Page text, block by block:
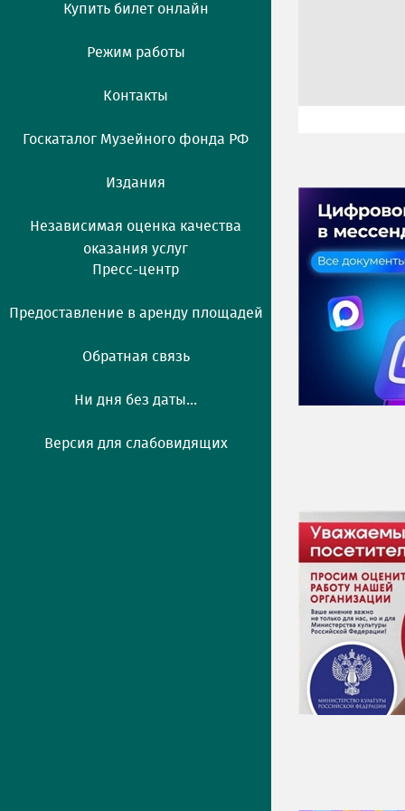
Купить билет онлайн
Режим работы
Контакты
Госкаталог Музейного фонда РФ
Издания
Независимая оценка качества
оказания услуг
Пресс-центр
Предоставление в аренду площадей
Обратная связь
Ни дня без даты...
Версия для слабовидящих